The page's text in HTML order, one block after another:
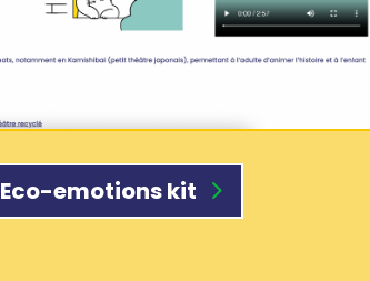
Eco-emotions kit